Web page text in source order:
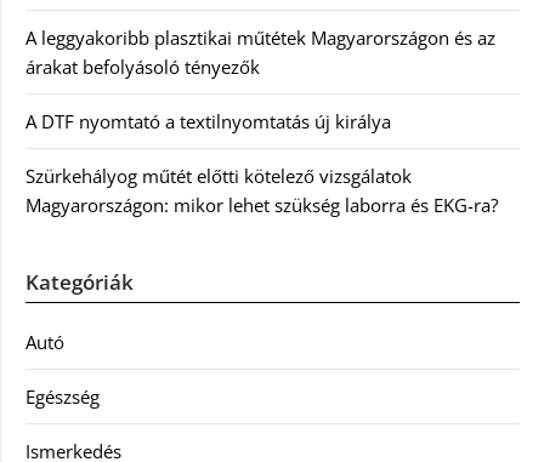
A leggyakoribb plasztikai műtétek Magyarországon és az
árakat befolyásoló tényezők
A DTF nyomtató a textilnyomtatás új királya
Szürkehályog műtét előtti kötelező vizsgálatok
Magyarországon: mikor lehet szükség laborra és EKG-ra?
Kategóriák
Autó
Egészség
Ismerkedés